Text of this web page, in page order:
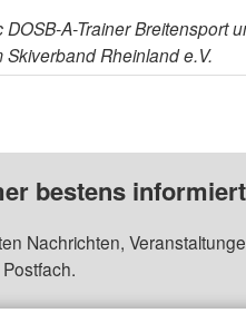
A-Trainer Breitensport
Rheinland e.V.
bestens informiert
Nachrichten,